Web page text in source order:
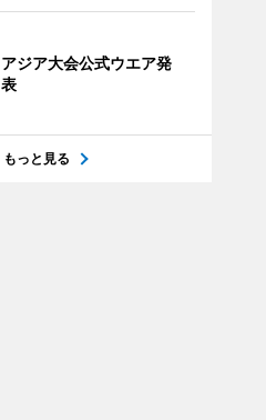
アジア大会公式ウエア発
表
もっと見る